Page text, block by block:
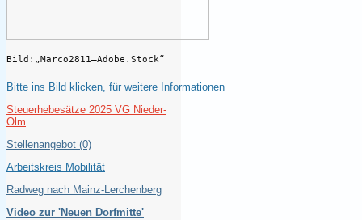
Bild:„Marco2811–Adobe.Stock“
Bitte ins Bild klicken, für weitere Informationen
Steuerhebesätze 2025 VG Nieder-
Olm
Stellenangebot (0)
Arbeitskreis Mobilität
Radweg nach Mainz-Lerchenberg
Video zur 'Neuen Dorfmitte'